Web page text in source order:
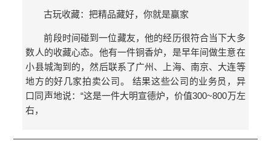
古玩收藏：把精品藏好，你就是赢家
前段时间碰到一位藏友，他的经历很符合当下大多
数人的收藏心态。他有一件铜香炉，是早年间做生意在
小县城淘到的，然后联系了广州、上海、南京、大连等
地方的好几家拍卖公司。 结果这些公司的业务员，异
口同声地说：“这是一件大明宣德炉，价值300~800万左
右，